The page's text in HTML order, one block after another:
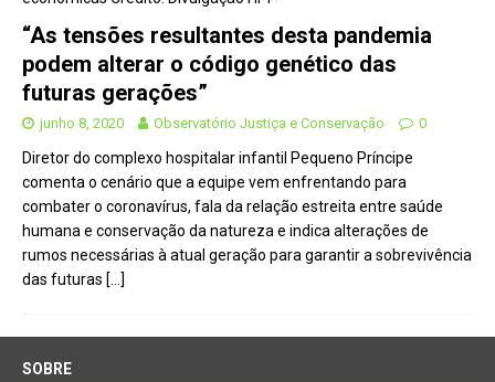
“As tensões resultantes desta pandemia
podem alterar o código genético das
futuras gerações”
junho 8, 2020 Observatório Justiça e Conservação 0
Diretor do complexo hospitalar infantil Pequeno Príncipe
comenta o cenário que a equipe vem enfrentando para
combater o coronavírus, fala da relação estreita entre saúde
humana e conservação da natureza e indica alterações de
rumos necessárias à atual geração para garantir a sobrevivência
das futuras […]
SOBRE